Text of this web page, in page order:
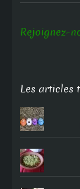
Rejoignez-
Les articles